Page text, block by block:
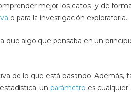
mejor los datos (y de
o para la investigación exploratoria.
que algo que pensaba en un
de lo que está pasando. Además,
un parámetro es cualquier